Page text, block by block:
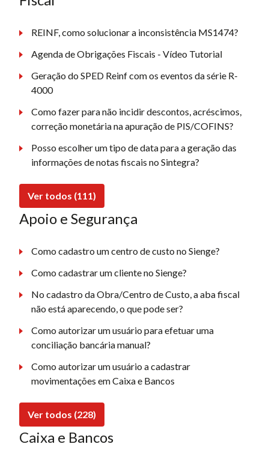
REINF, como solucionar a inconsistência MS1474?
Agenda de Obrigações Fiscais - Vídeo Tutorial
Geração do SPED Reinf com os eventos da série R-
4000
Como fazer para não incidir descontos, acréscimos,
correção monetária na apuração de PIS/COFINS?
Posso escolher um tipo de data para a geração das
informações de notas fiscais no Sintegra?
Ver todos (111)
Apoio e Segurança
Como cadastro um centro de custo no Sienge?
Como cadastrar um cliente no Sienge?
No cadastro da Obra/Centro de Custo, a aba fiscal
não está aparecendo, o que pode ser?
Como autorizar um usuário para efetuar uma
conciliação bancária manual?
Como autorizar um usuário a cadastrar
movimentações em Caixa e Bancos
Ver todos (228)
Caixa e Bancos